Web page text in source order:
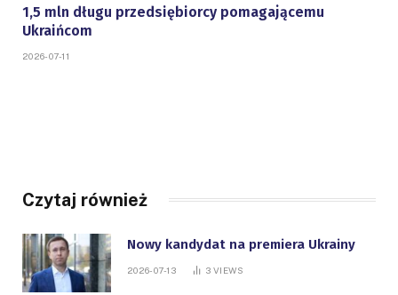
1,5 mln długu przedsiębiorcy pomagającemu
Ukraińcom
2026-07-11
Czytaj również
Nowy kandydat na premiera Ukrainy
2026-07-13 3 VIEWS